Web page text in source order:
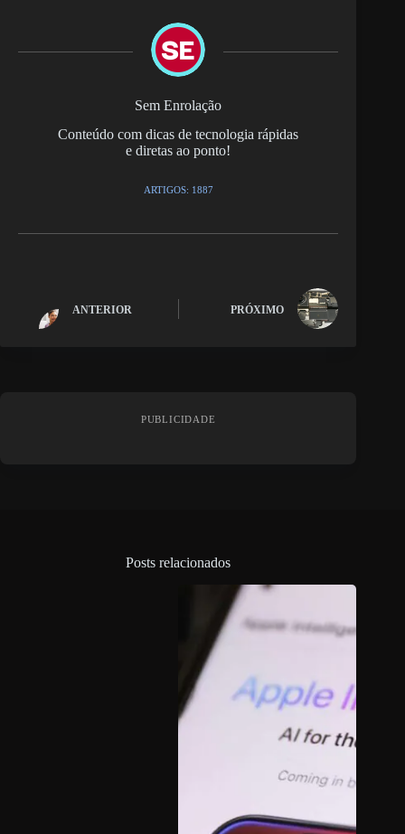
Sem Enrolação
Conteúdo com dicas de tecnologia rápidas
e diretas ao ponto!
ARTIGOS: 1887
ANTERIOR PRÓXIMO
PUBLICIDADE
Posts relacionados